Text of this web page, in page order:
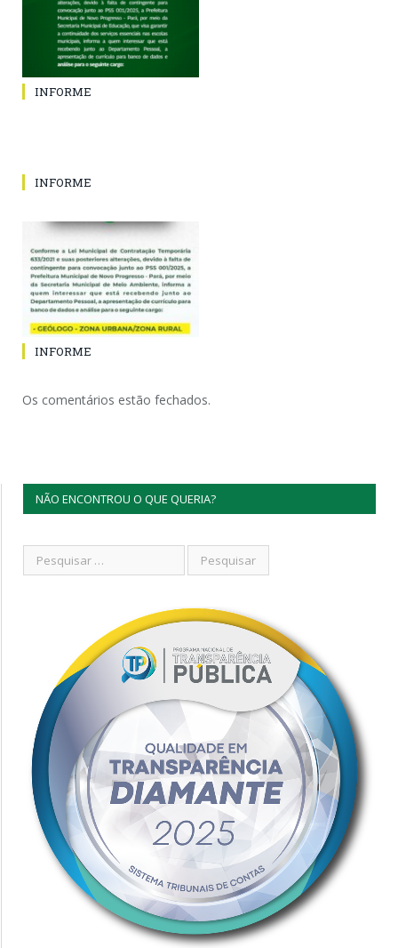
INFORME
INFORME
INFORME
Os comentários estão fechados.
NÃO ENCONTROU O QUE QUERIA?